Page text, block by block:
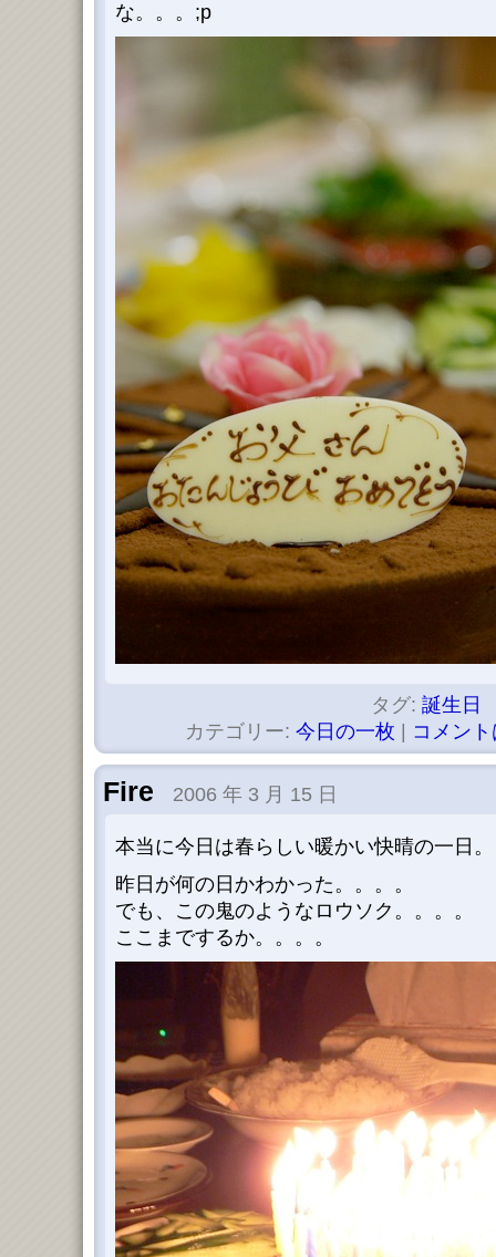
な。。。;p
タグ: 誕生日
カテゴリー: 今日の一枚 コメン
Fire 2006 年 3 月 15 日
本当に今日は春らしい暖かい快晴の一日。
昨日が何の日かわかった。。。。
でも、この鬼のようなロウソク。。。。
ここまでするか。。。。